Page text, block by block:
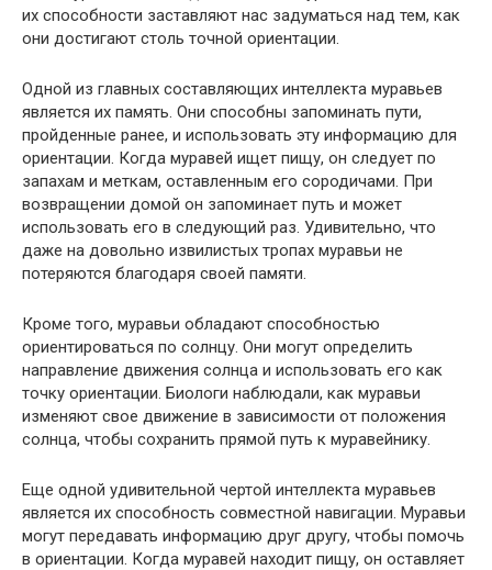
их способности заставляют нас задуматься над тем, как
они достигают столь точной ориентации.
Одной из главных составляющих интеллекта муравьев
является их память. Они способны запоминать пути,
пройденные ранее, и использовать эту информацию для
ориентации. Когда муравей ищет пищу, он следует по
запахам и меткам, оставленным его сородичами. При
возвращении домой он запоминает путь и может
использовать его в следующий раз. Удивительно, что
даже на довольно извилистых тропах муравьи не
потеряются благодаря своей памяти.
Кроме того, муравьи обладают способностью
ориентироваться по солнцу. Они могут определить
направление движения солнца и использовать его как
точку ориентации. Биологи наблюдали, как муравьи
изменяют свое движение в зависимости от положения
солнца, чтобы сохранить прямой путь к муравейнику.
Еще одной удивительной чертой интеллекта муравьев
является их способность совместной навигации. Муравьи
могут передавать информацию друг другу, чтобы помочь
в ориентации. Когда муравей находит пищу, он оставляет